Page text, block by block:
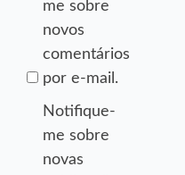
me sobre
novos
comentários
por e-mail.
Notifique-
me sobre
novas